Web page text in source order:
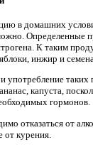
в домашних
Определенные
К таким
инжир и
употребление таких
капуста,
гормонов.
отказаться от
от курения.